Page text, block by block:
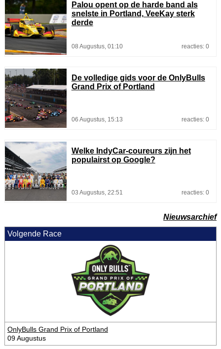
Palou opent op de harde band als
snelste in Portland, VeeKay sterk
derde
08 Augustus, 01:10 reacties: 0
De volledige gids voor de OnlyBulls
Grand Prix of Portland
06 Augustus, 15:13 reacties: 0
Welke IndyCar-coureurs zijn het
populairst op Google?
03 Augustus, 22:51 reacties: 0
Nieuwsarchief
Volgende Race
OnlyBulls Grand Prix of Portland
09 Augustus